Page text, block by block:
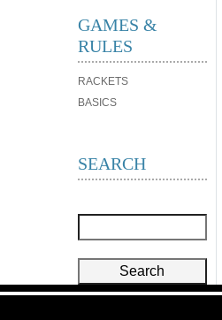
GAMES &
RULES
RACKETS
BASICS
SEARCH
Search